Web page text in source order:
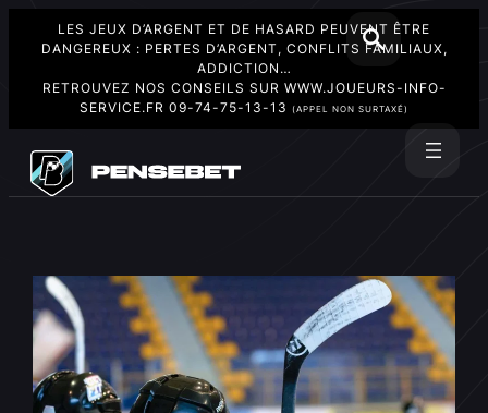
LES JEUX D’ARGENT ET DE HASARD PEUVENT ÊTRE
DANGEREUX : PERTES D’ARGENT, CONFLITS FAMILIAUX,
ADDICTION…
RETROUVEZ NOS CONSEILS SUR WWW.JOUEURS-INFO-
SERVICE.FR 09-74-75-13-13 (APPEL NON SURTAXÉ)
contenu